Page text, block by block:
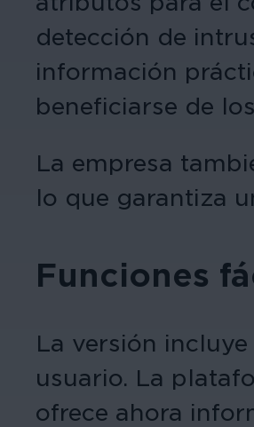
detección de
información
beneficiarse de
La empresa
lo que garantiza
Funciones
La versión
usuario. La
ofrece ahora